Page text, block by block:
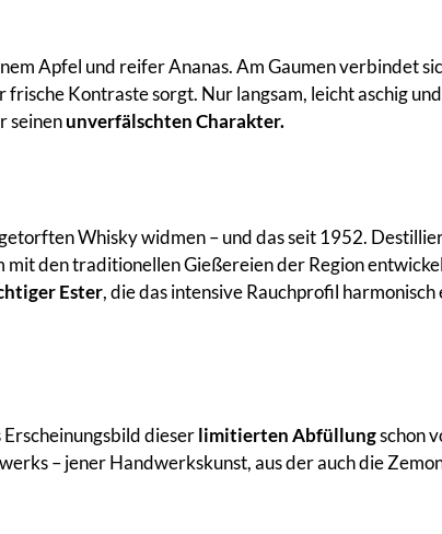
Apfel und reifer Ananas. Am Gaumen verbindet
frische Kontraste sorgt. Nur langsam, leicht aschig und
seinenunverfälschten Charakter.
Whisky widmen – und das seit 1952.
den traditionellen Gießereien der Region
Ester, die das intensive Rauchprofil harmonisch
dieserlimitierten Abfüllungschon
– jener Handwerkskunst, aus der auch die